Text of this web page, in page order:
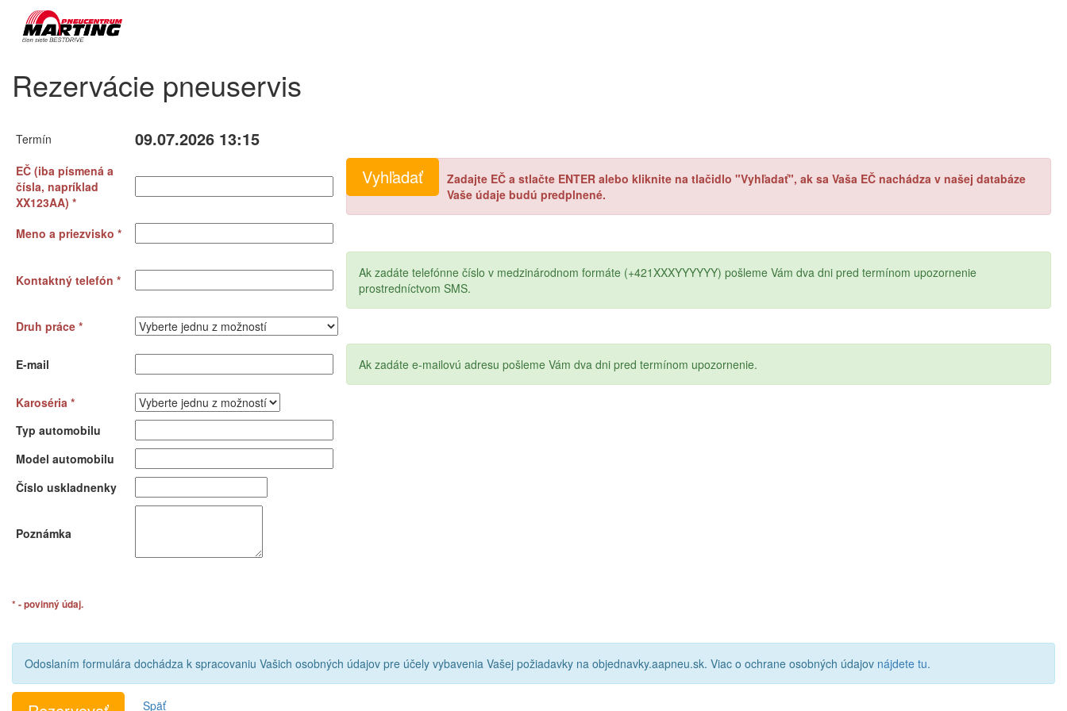
Rezervácie pneuservis
Termín 09.07.2026 13:15
EČ (iba písmená a
čísla, napríklad
XX123AA) *
Zadajte EČ a stlačte ENTER alebo kliknite na tlačidlo "Vyhľadať", ak sa Vaša EČ nachádza v našej databáze
Vaše údaje budú predplnené.
Meno a priezvisko *
Kontaktný telefón *
Ak zadáte telefónne číslo v medzinárodnom formáte (+421XXXYYYYYY) pošleme Vám dva dni pred termínom upozornenie
prostredníctvom SMS.
Druh práce *
E-mail Ak zadáte e-mailovú adresu pošleme Vám dva dni pred termínom upozornenie.
Karoséria *
Typ automobilu
Model automobilu
Číslo uskladnenky
Poznámka
* - povinný údaj.
Odoslaním formulára dochádza k spracovaniu Vašich osobných údajov pre účely vybavenia Vašej požiadavky na objednavky.aapneu.sk. Viac o ochrane osobných údajov nájdete tu.
Späť